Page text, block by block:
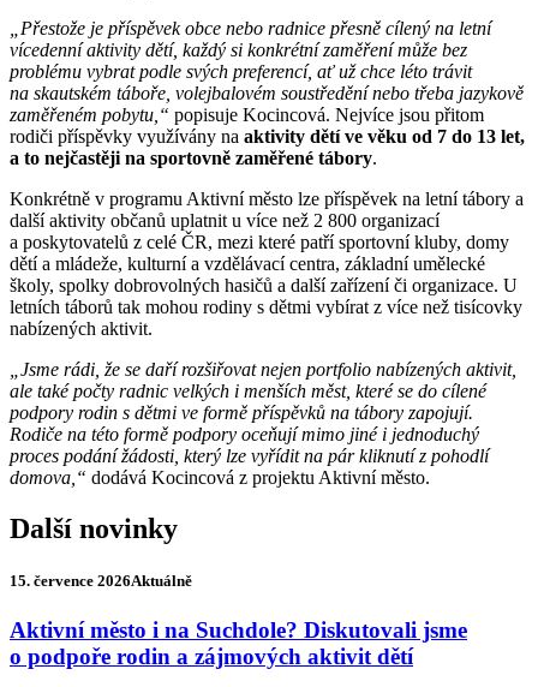
„Přestože je příspěvek obce nebo radnice přesně cílený na letní
vícedenní aktivity dětí, každý si konkrétní zaměření může bez
problému vybrat podle svých preferencí, ať už chce léto trávit
na skautském táboře, volejbalovém soustředění nebo třeba jazykově
zaměřeném pobytu,“ popisuje Kocincová. Nejvíce jsou přitom
rodiči příspěvky využívány na aktivity dětí ve věku od 7 do 13 let,
a to nejčastěji na sportovně zaměřené tábory.
Konkrétně v programu Aktivní město lze příspěvek na letní tábory a
další aktivity občanů uplatnit u více než 2 800 organizací
a poskytovatelů z celé ČR, mezi které patří sportovní kluby, domy
dětí a mládeže, kulturní a vzdělávací centra, základní umělecké
školy, spolky dobrovolných hasičů a další zařízení či organizace. U
letních táborů tak mohou rodiny s dětmi vybírat z více než tisícovky
nabízených aktivit.
„Jsme rádi, že se daří rozšiřovat nejen portfolio nabízených aktivit,
ale také počty radnic velkých i menších měst, které se do cílené
podpory rodin s dětmi ve formě příspěvků na tábory zapojují.
Rodiče na této formě podpory oceňují mimo jiné i jednoduchý
proces podání žádosti, který lze vyřídit na pár kliknutí z pohodlí
domova,“ dodává Kocincová z projektu Aktivní město.
Další novinky
15. července 2026Aktuálně
Aktivní město i na Suchdole? Diskutovali jsme
o podpoře rodin a zájmových aktivit dětí